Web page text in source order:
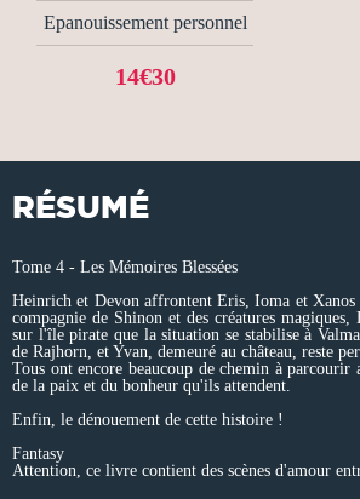
Epanouissement personnel
14€30
RÉSUMÉ
Tome 4 - Les Mémoires Blessées
Heinrich et Devon affrontent Eris, Ioma et Xanos
compagnie de Shinon et des créatures
sur l'île pirate que la situation se stabilise à
de Rajhorn, et Yvan, demeuré au château, reste
Tous ont encore beaucoup de chemin à
de la paix et du bonheur qu'ils attendent.
Enfin, le dénouement de cette histoire !
Fantasy
Attention, ce livre contient des scènes d'amour